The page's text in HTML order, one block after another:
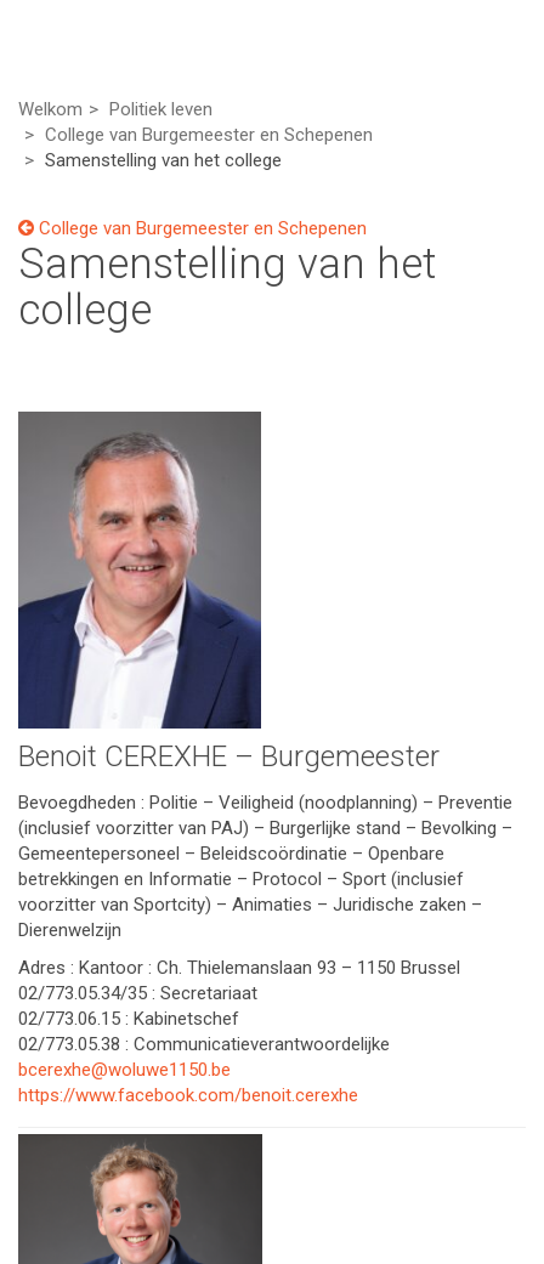
Welkom
Politiek leven
College van Burgemeester en Schepenen
Samenstelling van het college
College van Burgemeester en Schepenen
Samenstelling van het
college
Benoit CEREXHE – Burgemeester
Bevoegdheden : Politie – Veiligheid (noodplanning) – Preventie
(inclusief voorzitter van PAJ) – Burgerlijke stand – Bevolking –
Gemeentepersoneel – Beleidscoördinatie – Openbare
betrekkingen en Informatie – Protocol – Sport (inclusief
voorzitter van Sportcity) – Animaties – Juridische zaken –
Dierenwelzijn
Adres : Kantoor : Ch. Thielemanslaan 93 – 1150 Brussel
02/773.05.34/35 : Secretariaat
02/773.06.15 : Kabinetschef
02/773.05.38 : Communicatieverantwoordelijke
bcerexhe@woluwe1150.be
https://www.facebook.com/benoit.cerexhe